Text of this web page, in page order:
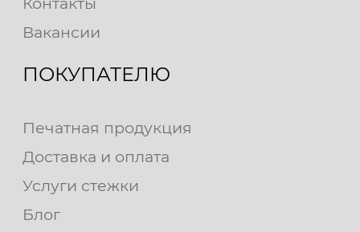
Вакансии
ПОКУПАТЕЛЮ
Печатная продукция
Доставка и оплата
Услуги стежки
Блог